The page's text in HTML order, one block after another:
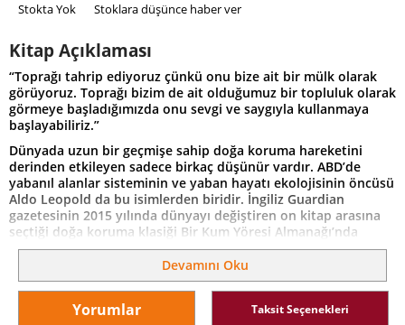
Stokta Yok Stoklara düşünce haber ver
Kitap Açıklaması
“Toprağı tahrip ediyoruz çünkü onu bize ait bir mülk olarak
görüyoruz. Toprağı bizim de ait olduğumuz bir topluluk olarak
görmeye başladığımızda onu sevgi ve saygıyla kullanmaya
başlayabiliriz.”
Dünyada uzun bir geçmişe sahip doğa koruma hareketini
derinden etkileyen sadece birkaç düşünür vardır. ABD’de
yabanıl alanlar sisteminin ve yaban hayatı ekolojisinin öncüsü
Aldo Leopold da bu isimlerden biridir. İngiliz Guardian
gazetesinin 2015 yılında dünyayı değiştiren on kitap arasına
seçtiği doğa koruma klasiği Bir Kum Yöresi Almanağı’nda
Leopold, ekoloji bilimini tarihle, felsefeyle, edebiyatla
birleştirerek okuru “Bir Dağ Gibi Düşünmeye” davet ediyor.
Doğayla ve canlılarla kurduğu empatiyle, şiirsel diliyle, nükteli
sözleriyle içimize işleyerek, yediden yetmişe herkesi doğa
korumacı yapıyor. Bizleri geleceğimizin yegâne teminatı olan
Devamını Oku
Yorumlar Taksit Seçenekleri